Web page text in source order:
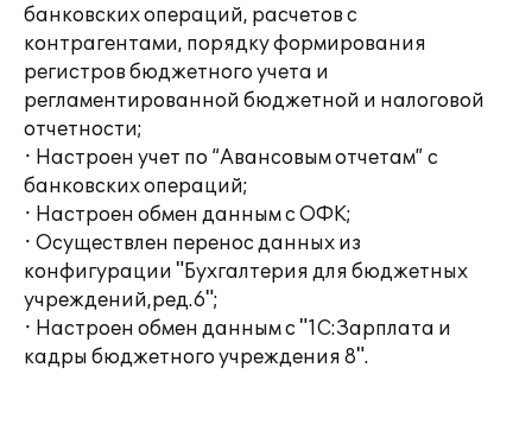
банковских операций, расчетов с
контрагентами, порядку формирования
регистров бюджетного учета и
регламентированной бюджетной и налоговой
отчетности;
· Настроен учет по “Авансовым отчетам” с
банковских операций;
· Настроен обмен данным с ОФК;
· Осуществлен перенос данных из
конфигурации "Бухгалтерия для бюджетных
учреждений,ред.6";
· Настроен обмен данным с "1С:Зарплата и
кадры бюджетного учреждения 8".